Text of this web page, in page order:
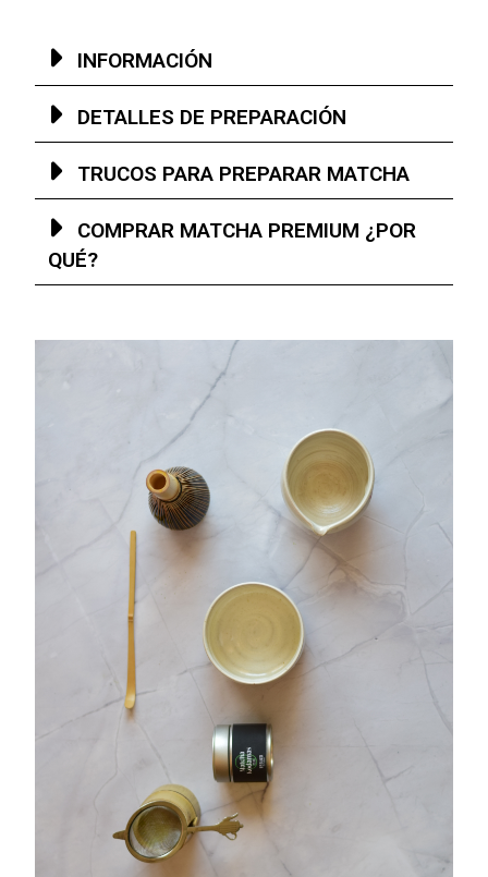
INFORMACIÓN
DETALLES DE PREPARACIÓN
TRUCOS PARA PREPARAR MATCHA
COMPRAR MATCHA PREMIUM ¿POR
QUÉ?